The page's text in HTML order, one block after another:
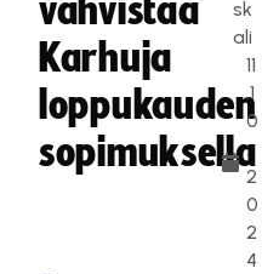
vahvistaa
Karhuja
loppukauden
sopimuksella
sk
ali
11
.1
0
.
2
0
2
4